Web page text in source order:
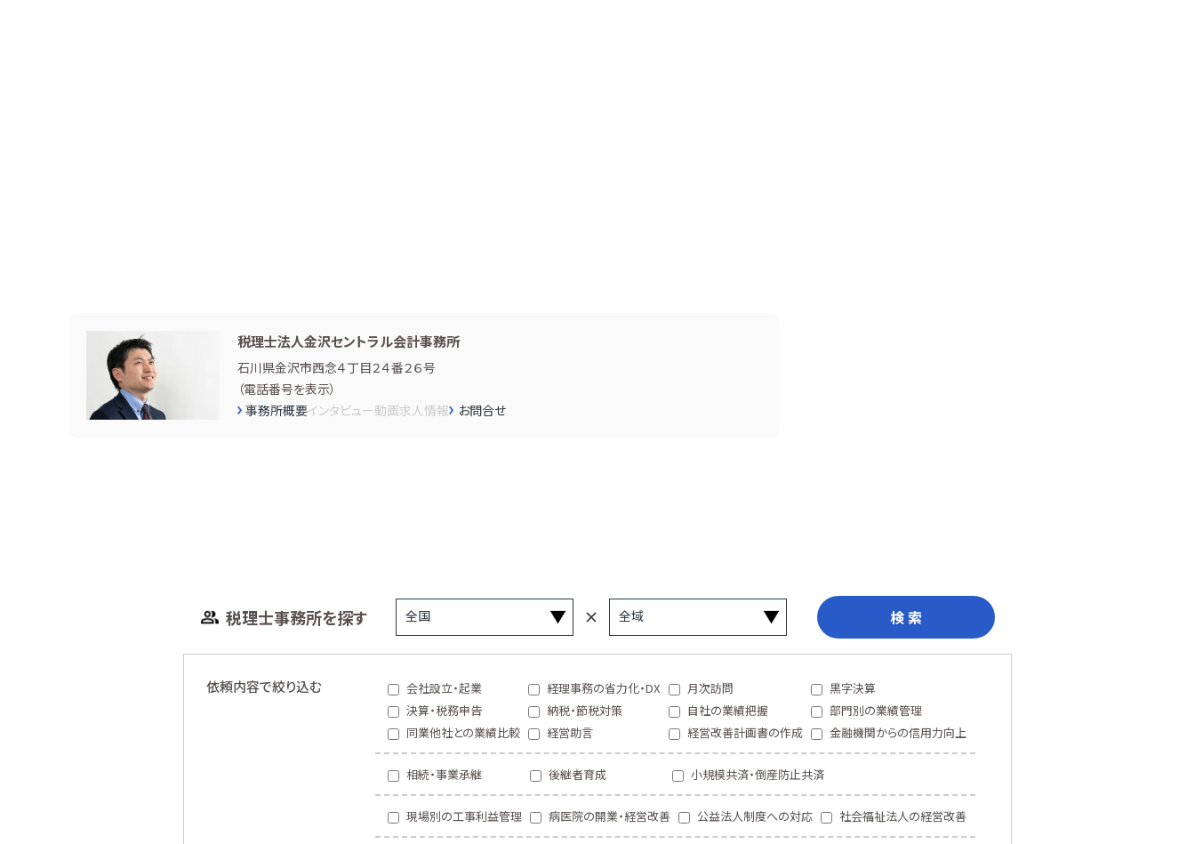
税理士法人金沢セントラル会計事務所
石川県金沢市西念４丁目２４番２６号
（電話番号を表示）
事務所概要インタビュー動画求人情報 お問合せ
税理士事務所を探す 検 索
依頼内容で絞り込む 会社設立・起業 経理事務の省力化・DX 月次訪問
黒字決算
決算・税務申告
納税・節税対策 自社の業績把握
部門別の業績管理
同業他社との業績比較
経営助言 経営改善計画書の作成 金融機関からの信用力向上
相続・事業承継 後継者育成 小規模共済・倒産防止共済
現場別の工事利益管理 病医院の開業・経営改善 公益法人制度への対応 社会福祉法人の経営改善